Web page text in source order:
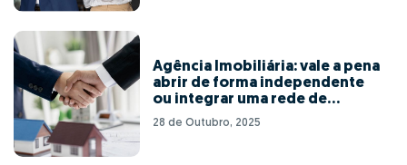
Agência Imobiliária: vale a pena
abrir de forma independente
ou integrar uma rede de
franchising?
28 de Outubro, 2025